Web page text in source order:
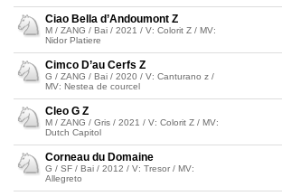
Ciao Bella d’Andoumont Z
M / ZANG / Bai / 2021 / V: Colorit Z / MV:
Nidor Platiere
Cimco D’au Cerfs Z
G / ZANG / Bai / 2020 / V: Canturano z /
MV: Nestea de courcel
Cleo G Z
M / ZANG / Gris / 2021 / V: Colorit Z / MV:
Dutch Capitol
Corneau du Domaine
G / SF / Bai / 2012 / V: Tresor / MV:
Allegreto